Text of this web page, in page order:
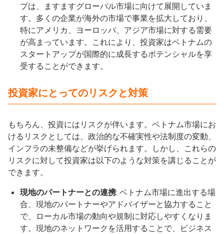
プは、ますますグローバル市場に向けて展開していま
す。多くの企業が海外の市場で事業を拡大しており、
特にアメリカ、ヨーロッパ、アジア市場に対する需要
が高まっています。これにより、投資家はベトナムの
スタートアップが国際的に成長するポテンシャルを享
受することができます。
投資家にとってのリスクと対策
もちろん、投資にはリスクが伴います。ベトナム市場にお
けるリスクとしては、政治的な不確実性や法制度の変動、
インフラの未整備などが挙げられます。しかし、これらの
リスクに対して投資家は以下のような対策を講じることが
できます。
現地のパートナーとの連携: ベトナム市場に進出する場
合、現地のパートナーやアドバイザーと協力すること
で、ローカル市場の動向や規制に対応しやすくなりま
す。現地のネットワークを活用することで、ビジネス